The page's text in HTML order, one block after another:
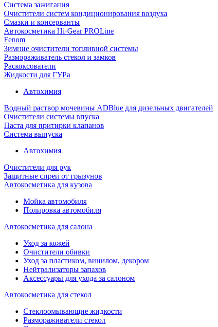
Система зажигания
Очистители систем кондиционирования воздуха
Смазки и консерванты
Автокосметика Hi-Gear PROLine
Fenom
Зимние очистители топливной системы
Размораживатель стекол и замков
Раскоксователи
Жидкости для ГУРа
Автохимия
Водный раствор мочевины ADBlue для дизельных двигателей
Очистители системы впуска
Паста для притирки клапанов
Система выпуска
Автохимия
Очистители для рук
Защитные спреи от грызунов
Автокосметика для кузова
Мойка автомобиля
Полировка автомобиля
Автокосметика для салона
Уход за кожей
Очистители обивки
Уход за пластиком, винилом, декором
Нейтрализаторы запахов
Аксессуары для ухода за салоном
Автокосметика для стекол
Стеклоомывающие жидкости
Размораживатели стекол